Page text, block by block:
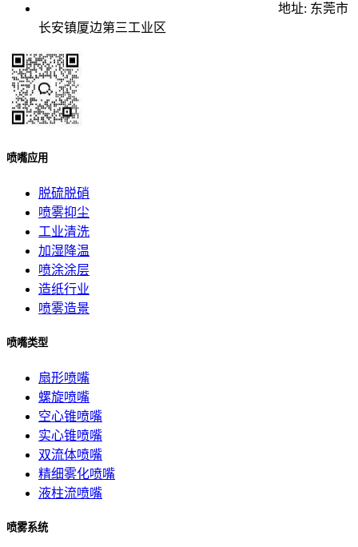
地址: 东莞市
长安镇厦边第三工业区
喷嘴应用
脱硫脱硝
喷雾抑尘
工业清洗
加湿降温
喷涂涂层
造纸行业
喷雾造景
喷嘴类型
扇形喷嘴
螺旋喷嘴
空心锥喷嘴
实心锥喷嘴
双流体喷嘴
精细雾化喷嘴
液柱流喷嘴
喷雾系统